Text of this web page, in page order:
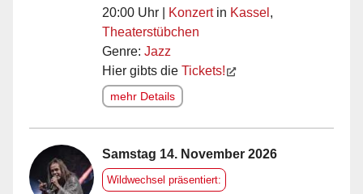
20:00 Uhr | Konzertin Kassel ,
Theaterstübchen
Genre: Jazz
Hier gibts die Tickets!
mehr Details
Samstag 14. November 2026
Wildwechsel präsentiert: